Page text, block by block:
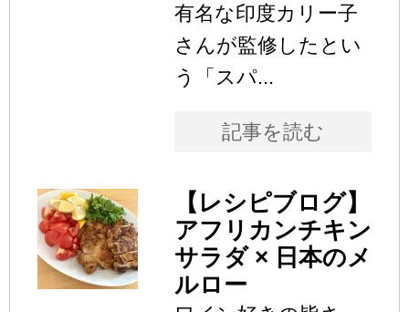
有名な印度カリー子
さんが監修したとい
う「スパ...
記事を読む
【レシピブログ】
アフリカンチキン
サラダ × 日本のメ
ルロー